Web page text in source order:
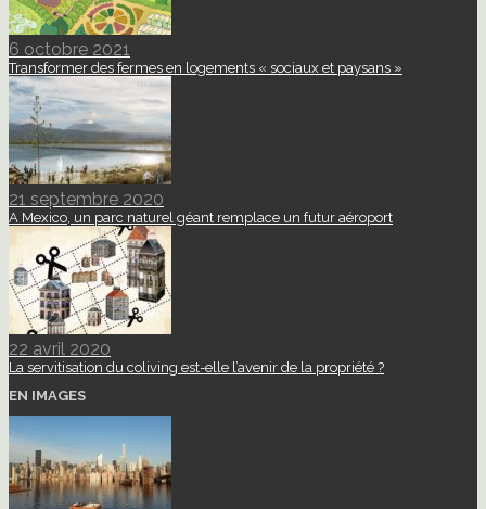
6 octobre 2021
Transformer des fermes en logements « sociaux et paysans »
21 septembre 2020
A Mexico, un parc naturel géant remplace un futur aéroport
22 avril 2020
La servitisation du coliving est-elle l’avenir de la propriété ?
EN IMAGES